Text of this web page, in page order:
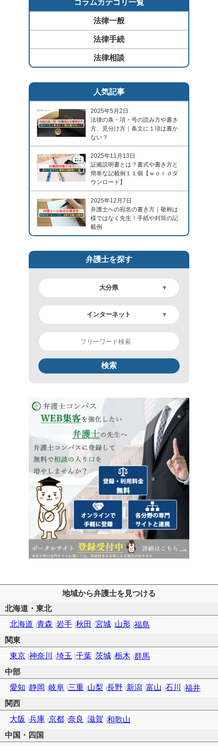
コラムカテゴリ一覧
法律一般
法律手続
法律相談
人気記事
2025年5月2日
法律の条・項・号の読み方や書き
方、見分け方｜条文に１項は書か
ない？
2025年11月13日
証拠説明書とは？書式や書き方と
簡単な記載例１１個【ｗｏｒｄダ
ウンロード】
2025年12月7日
弁護士への宛名の書き方｜敬称は
様ではなく先生！手紙や封筒の記
載例
弁護士を探す
検索
地域から弁護士を見つける
北海道・東北
北海道 青森 岩手 秋田 宮城 山形 福島
関東
東京 神奈川 埼玉 千葉 茨城 栃木 群馬
中部
愛知 静岡 岐阜 三重 山梨 長野 新潟 富山 石川
福井
関西
大阪 兵庫 京都 奈良 滋賀 和歌山
中国・四国